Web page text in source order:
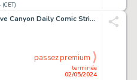
Milton Caniff Steve Canyon Daily Comic Strip Original Art dated 4-25-47 (Field Enterprises, 1947).
terminée
02/05/2024
passez premium